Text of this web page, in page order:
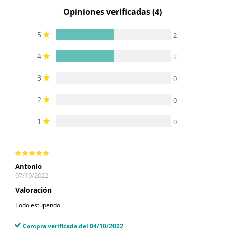
Opiniones verificadas (4)
5 2
4 2
3 0
2 0
1 0
Antonio
07/10/2022
Valoración
Todo estupendo.
Compra verificada del 04/10/2022